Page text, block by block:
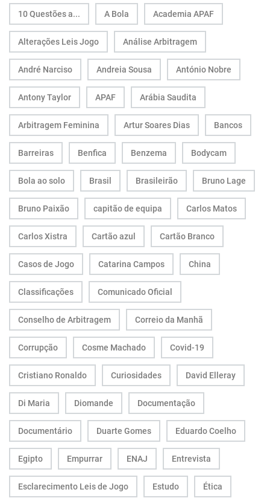
10 Questões a... A Bola Academia APAF
Alterações Leis Jogo Análise Arbitragem
André Narciso Andreia Sousa António Nobre
Antony Taylor APAF Arábia Saudita
Arbitragem Feminina Artur Soares Dias Bancos
Barreiras Benfica Benzema Bodycam
Bola ao solo Brasil Brasileirão Bruno Lage
Bruno Paixão capitão de equipa Carlos Matos
Carlos Xistra Cartão azul Cartão Branco
Casos de Jogo Catarina Campos China
Classificações Comunicado Oficial
Conselho de Arbitragem Correio da Manhã
Corrupção Cosme Machado Covid-19
Cristiano Ronaldo Curiosidades David Elleray
Di Maria Diomande Documentação
Documentário Duarte Gomes Eduardo Coelho
Egipto Empurrar ENAJ Entrevista
Esclarecimento Leis de Jogo Estudo Ética